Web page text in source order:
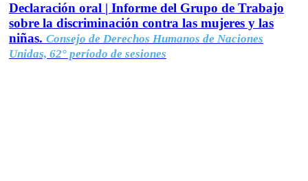
Declaración oral | Informe del Grupo de Trabajo
sobre la discriminación contra las mujeres y las
niñas. Consejo de Derechos Humanos de Naciones
Unidas, 62° período de sesiones